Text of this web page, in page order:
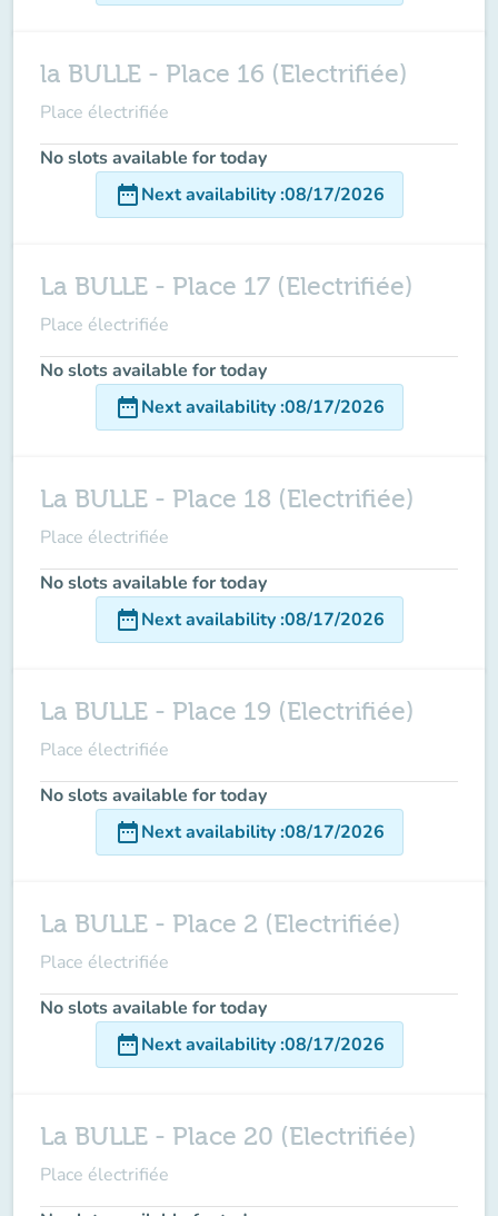
la BULLE - Place 16 (Electrifiée)
Place électrifiée
No slots available for today
date_rangeNext availability:08/17/2026
La BULLE - Place 17 (Electrifiée)
Place électrifiée
No slots available for today
date_rangeNext availability:08/17/2026
La BULLE - Place 18 (Electrifiée)
Place électrifiée
No slots available for today
date_rangeNext availability:08/17/2026
La BULLE - Place 19 (Electrifiée)
Place électrifiée
No slots available for today
date_rangeNext availability:08/17/2026
La BULLE - Place 2 (Electrifiée)
Place électrifiée
No slots available for today
date_rangeNext availability:08/17/2026
La BULLE - Place 20 (Electrifiée)
Place électrifiée